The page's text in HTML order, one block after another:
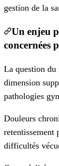
gestion de la
Un enjeu
concernées
La question du
dimension
pathologies
Douleurs
retentissement
difficultés